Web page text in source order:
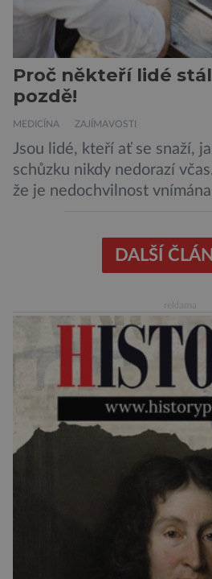
Proč někteří lidé
pozdě!
MEDICÍNA ZAJÍMAVOSTI
Jsou lidé, kteří ať se snaží,
schůzku nikdy nedorazí
že je nedochvilnost
chodí chronicky pozdě,
Jaké jsou nejčastější příčiny
DALŠÍ